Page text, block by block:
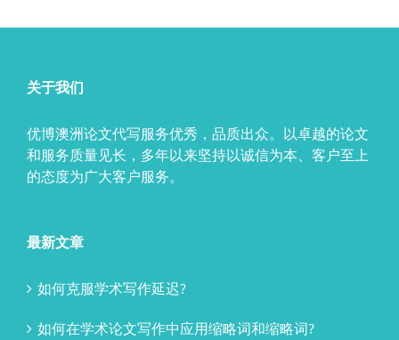
关于我们
优博澳洲论文代写服务优秀，品质出众。以卓越的论文
和服务质量见长，多年以来坚持以诚信为本、客户至上
的态度为广大客户服务。
最新文章
如何克服学术写作延迟?
如何在学术论文写作中应用缩略词和缩略词?